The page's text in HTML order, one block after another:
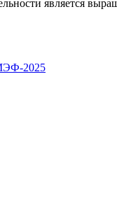
является
2025